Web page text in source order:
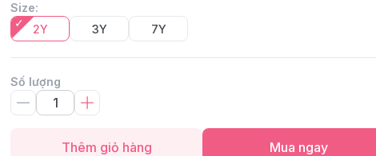
Size:
2Y
3Y 7Y
Số lượng
Thêm giỏ hàng Mua ngay